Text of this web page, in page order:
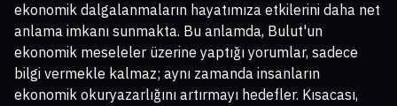
ekonomik dalgalanmaların hayatımıza etkilerini daha net
anlama imkanı sunmakta. Bu anlamda, Bulut'un
ekonomik meseleler üzerine yaptığı yorumlar, sadece
bilgi vermekle kalmaz; aynı zamanda insanların
ekonomik okuryazarlığını artırmayı hedefler. Kısacası,